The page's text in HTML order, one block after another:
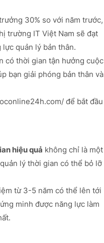
30% so với năm trước,
trường IT Việt Nam sẽ đạt
quản lý bản thân.
có thời gian tận hưởng cuộc
bạn giải phóng bản thân và
để bắt đầu
hiệu quả không chỉ là một
lý thời gian có thể bỏ lỡ
từ 3-5 năm có thể lên tới
minh được năng lực làm